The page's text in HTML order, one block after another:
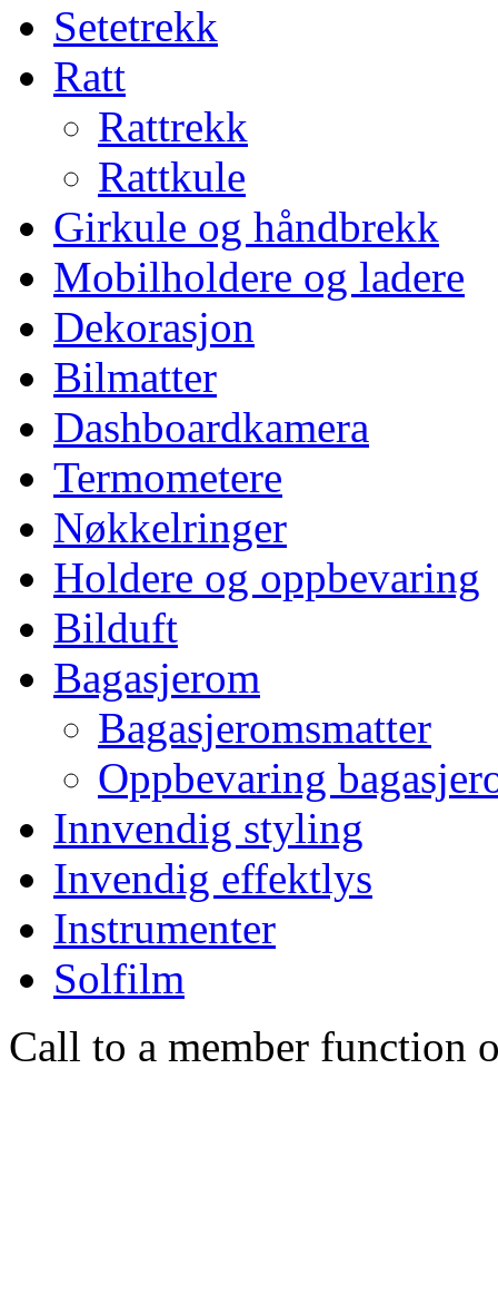
Setetrekk
Ratt
Rattrekk
Rattkule
Girkule og håndbrekk
Mobilholdere og ladere
Dekorasjon
Bilmatter
Dashboardkamera
Termometere
Nøkkelringer
Holdere og oppbevaring
Bilduft
Bagasjerom
Bagasjeromsmatter
Oppbevaring
Innvendig styling
Invendig effektlys
Instrumenter
Solfilm
Call to a member function